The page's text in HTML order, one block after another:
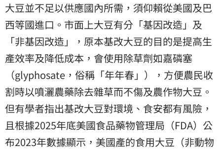
大豆並不足以供應國內所需，須仰賴從美國及巴
西等國進口。市面上大豆有分「基因改造」及
「非基因改造」，原本基改大豆的目的是提高生
產效率及降低成本，會使用除草劑如嘉磷塞
（glyphosate，俗稱「年年春」），方便農民收
割時以噴灑農藥除去雜草而不傷及農作物大豆。
但有學者指出基改大豆對環境、食安都有風險，
且根據2025年底美國食品藥物管理局（FDA）公
布2023年數據顯示，美國產的食用大豆（非動物